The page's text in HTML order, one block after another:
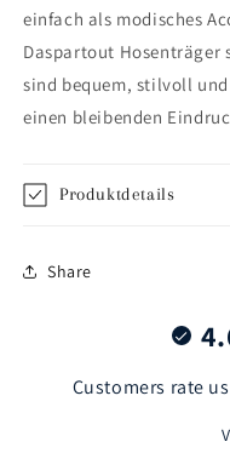
einfach als modisches
Daspartout Hosenträger
sind bequem, stilvoll
einen bleibenden
Produktdetails
Share
Customers rate